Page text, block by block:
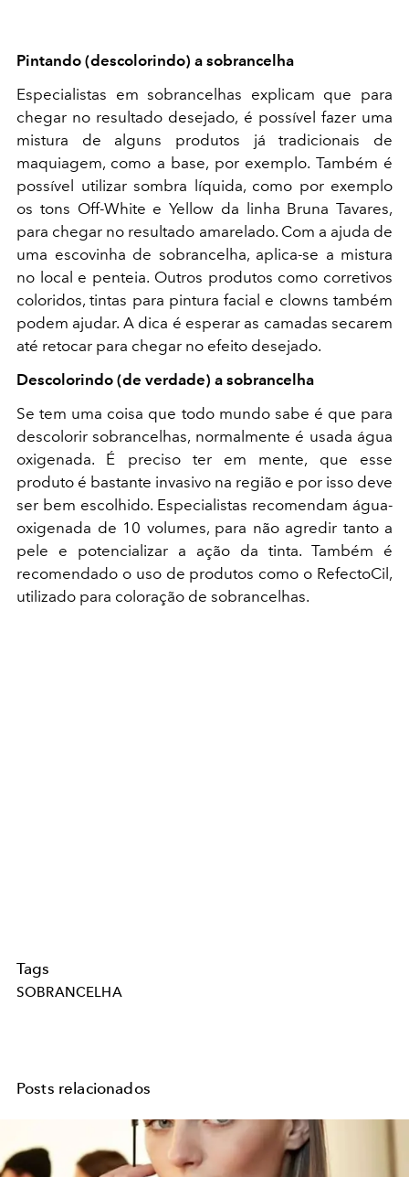
Pintando (descolorindo) a sobrancelha
Especialistas em sobrancelhas explicam que para
chegar no resultado desejado, é possível fazer uma
mistura de alguns produtos já tradicionais de
maquiagem, como a base, por exemplo. Também é
possível utilizar sombra líquida, como por exemplo
os tons Off-White e Yellow da linha Bruna Tavares,
para chegar no resultado amarelado. Com a ajuda de
uma escovinha de sobrancelha, aplica-se a mistura
no local e penteia. Outros produtos como corretivos
coloridos, tintas para pintura facial e clowns também
podem ajudar. A dica é esperar as camadas secarem
até retocar para chegar no efeito desejado.
Descolorindo (de verdade) a sobrancelha
Se tem uma coisa que todo mundo sabe é que para
descolorir sobrancelhas, normalmente é usada água
oxigenada. É preciso ter em mente, que esse
produto é bastante invasivo na região e por isso deve
ser bem escolhido. Especialistas recomendam água-
oxigenada de 10 volumes, para não agredir tanto a
pele e potencializar a ação da tinta. Também é
recomendado o uso de produtos como o RefectoCil,
utilizado para coloração de sobrancelhas.
Tags
SOBRANCELHA
Posts relacionados